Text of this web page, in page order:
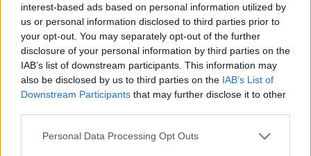
interest-based ads based on personal information utilized by
us or personal information disclosed to third parties prior to
your opt-out. You may separately opt-out of the further
disclosure of your personal information by third parties on the
IAB’s list of downstream participants. This information may
also be disclosed by us to third parties on the IAB’s List of
Downstream Participants that may further disclose it to other
Personal Data Processing Opt Outs